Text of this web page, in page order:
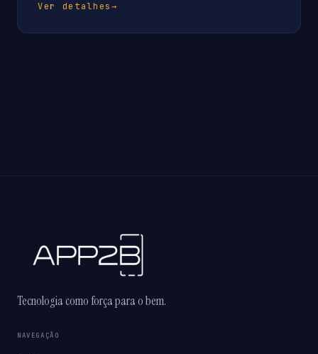
Ver detalhes→
Tecnologia como força para o bem.
NAVEGAÇÃO